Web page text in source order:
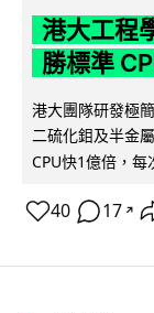
港大工程
勝標準
港大團隊研發極
二硫化鉬及半金
CPU快1億倍，每
40 17 ↗